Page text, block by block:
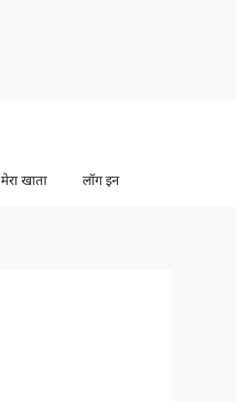
मेरा खाता लॉग इन